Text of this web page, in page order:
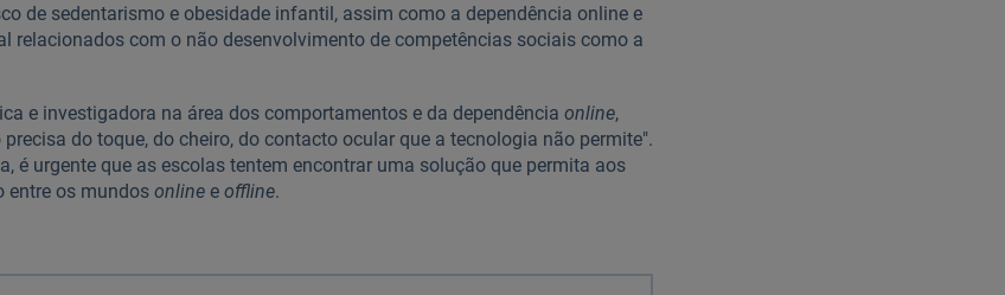
de sedentarismo e obesidade infantil, assim como a dependência online e
relacionados com o não desenvolvimento de competências sociais como a
e investigadora na área dos comportamentos e da dependência online,
do toque, do cheiro, do contacto ocular que a tecnologia não permite".
é urgente que as escolas tentem encontrar uma solução que permita aos
entre os mundos online e offline.